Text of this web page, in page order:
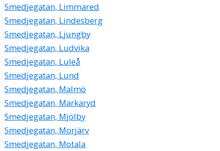
Smedjegatan, Limmared
Smedjegatan, Lindesberg
Smedjegatan, Ljungby
Smedjegatan, Ludvika
Smedjegatan, Luleå
Smedjegatan, Lund
Smedjegatan, Malmö
Smedjegatan, Markaryd
Smedjegatan, Mjölby
Smedjegatan, Morjärv
Smedjegatan, Motala